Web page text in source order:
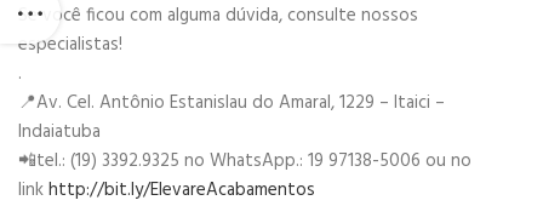
Se você ficou com alguma dúvida, consulte nossos
especialistas!
.
📍Av. Cel. Antônio Estanislau do Amaral, 1229 – Itaici –
Indaiatuba
📲tel.: (19) 3392.9325 no WhatsApp.: 19 97138-5006 ou no
linkhttp://bit.ly/ElevareAcabamentos